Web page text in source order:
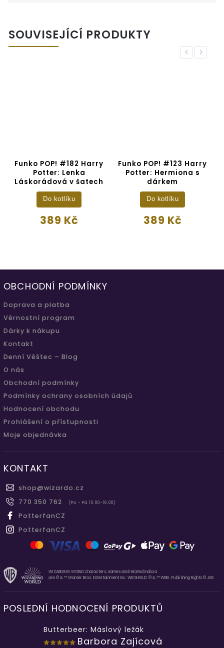
SOUVISEJÍCÍ PRODUKTY
Previous
Funko POP! #182 Harry
Potter: Lenka
Láskorádová v šatech
389 Kč
Do kotlíku
Funko POP! #123 Harry
Potter: Hermiona s
dárkem
389 Kč
Do kotlíku
Next
OBCHODNÍ PODMÍNKY
Doprava a platba
Věrnostní program
Dárky k nákupu
Kontakt
Denní Věštec – Blog
O nás
Obchodní podmínky
Podmínky ochrany osobních údajů
Hodnocení obchodu
Prohlášení o přístupnosti
Moje objednávka
KONTAKT
shop@wizardo.cz
770 350 762
(Po - Pá 10.00-16.00)
PotterfanCZ
PotterfanCZ
WIZARDING WORLD characters, names and related indicia
are © & ™ Warner Bros. Entertainment Inc. WB SHIELD: © & ™ WBEI. Publishing Rights © JKR.
POSLEDNÍ HODNOCENÍ PRODUKTŮ
Butterbeer: Máslový ležák
Barbora Zajícová